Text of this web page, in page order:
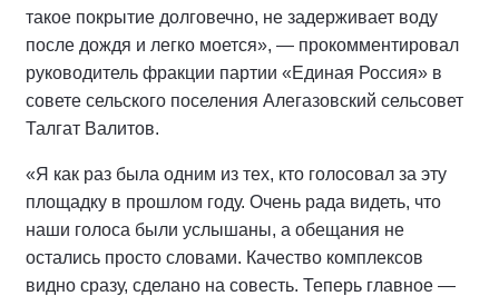
такое покрытие долговечно, не задерживает воду
после дождя и легко моется», — прокомментировал
руководитель фракции партии «Единая Россия» в
совете сельского поселения Алегазовский сельсовет
Талгат Валитов.
«Я как раз была одним из тех, кто голосовал за эту
площадку в прошлом году. Очень рада видеть, что
наши голоса были услышаны, а обещания не
остались просто словами. Качество комплексов
видно сразу, сделано на совесть. Теперь главное —